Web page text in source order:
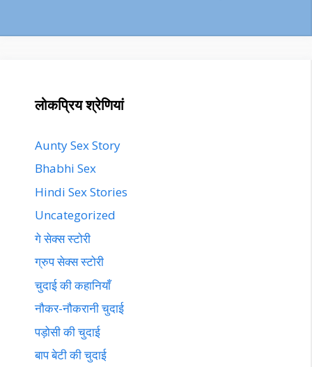
लोकप्रिय श्रेणियां
Aunty Sex Story
Bhabhi Sex
Hindi Sex Stories
Uncategorized
गे सेक्स स्टोरी
ग्रुप सेक्स स्टोरी
चुदाई की कहानियाँ
नौकर-नौकरानी चुदाई
पड़ोसी की चुदाई
बाप बेटी की चुदाई